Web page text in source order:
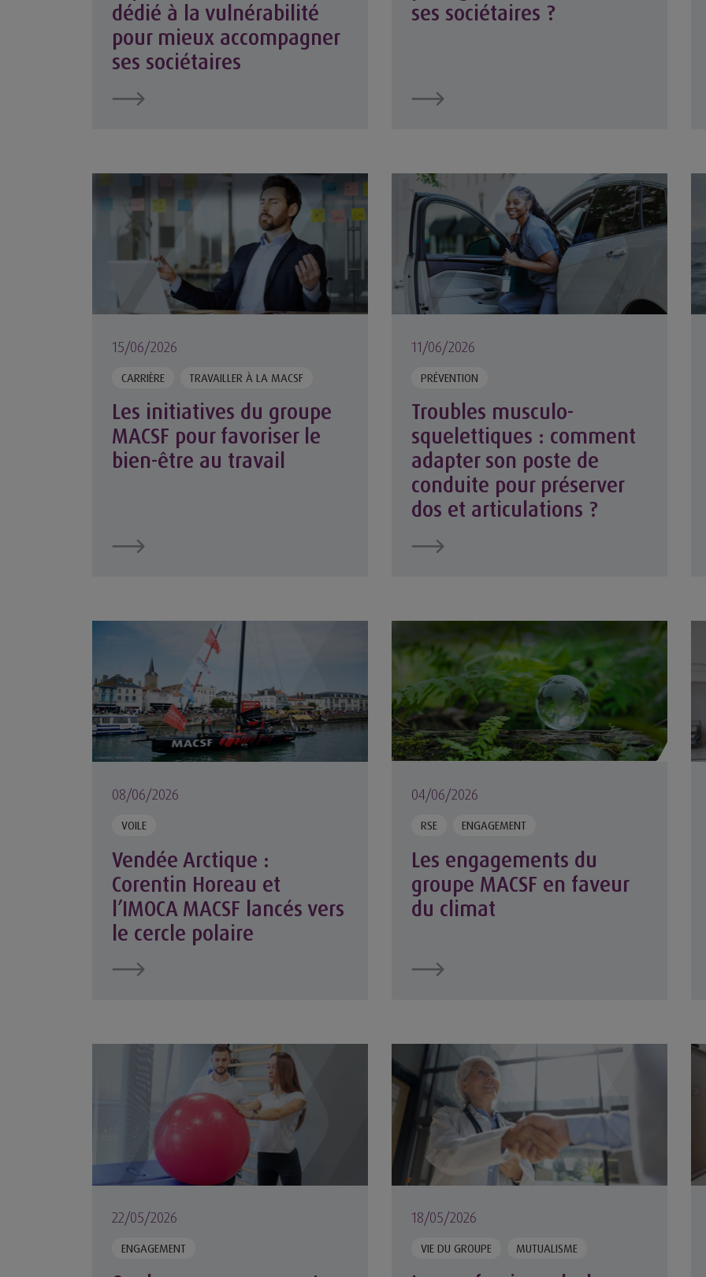
dédié à la vulnérabilité
pour mieux accompagner
ses sociétaires
ses sociétaires ?
Les initiatives du groupe MACSF pour favoriser le bien-être au travail
15/06/2026
CARRIÈRE TRAVAILLER À LA MACSF
Les initiatives du groupe
MACSF pour favoriser le
bien-être au travail
Troubles musculo-squelettiques : comment
11/06/2026
PRÉVENTION
Troubles musculo-
squelettiques : comment
adapter son poste de
conduite pour préserver
dos et articulations ?
Vendée Arctique : Corentin Horeau et l’IMOCA MACSF lancés vers le cercle polaire
08/06/2026
VOILE
Vendée Arctique :
Corentin Horeau et
l’IMOCA MACSF lancés vers
le cercle polaire
Les engagements du groupe MACSF en faveur du
04/06/2026
RSE ENGAGEMENT
Les engagements du
groupe MACSF en faveur
du climat
Quel accompagnement pour l’installation en libéral ?
22/05/2026
ENGAGEMENT
Les professionnels de santé, piliers de la
18/05/2026
VIE DU GROUPE MUTUALISME